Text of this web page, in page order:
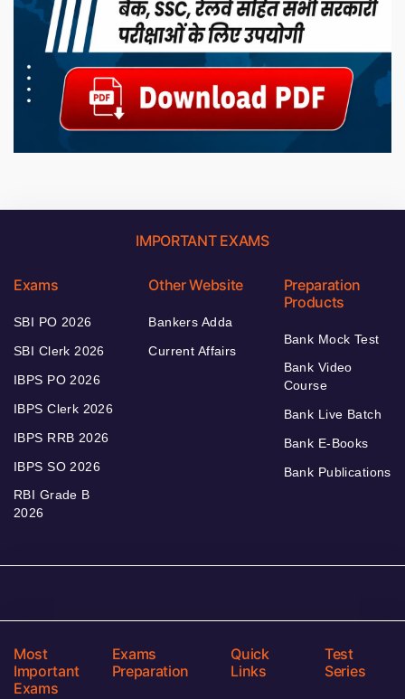
IMPORTANT EXAMS
Exams
SBI PO 2026
SBI Clerk 2026
IBPS PO 2026
IBPS Clerk 2026
IBPS RRB 2026
IBPS SO 2026
RBI Grade B
2026
Other Website
Bankers Adda
Current Affairs
Preparation
Products
Bank Mock Test
Bank Video
Course
Bank Live Batch
Bank E-Books
Bank Publications
Most
Important
Exams
Exams
Preparation
Quick
Links
Test
Series